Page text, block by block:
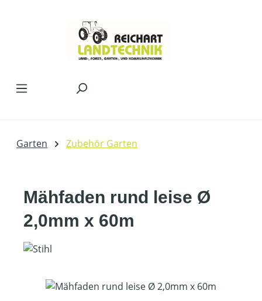
Garten Zubehör Garten
Mähfaden rund leise Ø
2,0mm x 60m
Bildergalerie überspringen